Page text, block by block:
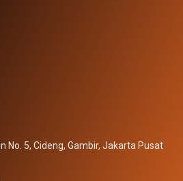
No. 5, Cideng, Gambir, Jakarta Pusat